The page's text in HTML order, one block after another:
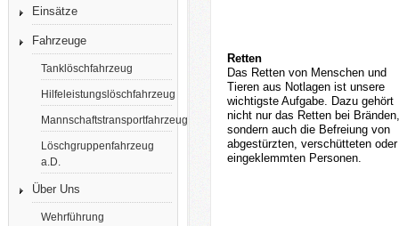
Einsätze
Fahrzeuge
Tanklöschfahrzeug
Hilfeleistungslöschfahrzeug
Mannschaftstransportfahrzeug
Löschgruppenfahrzeug
a.D.
Über Uns
Wehrführung
Retten
Das Retten von Menschen und
Tieren aus Notlagen ist unsere
wichtigste Aufgabe. Dazu gehört
nicht nur das Retten bei Bränden,
sondern auch die Befreiung von
abgestürzten, verschütteten oder
eingeklemmten Personen.